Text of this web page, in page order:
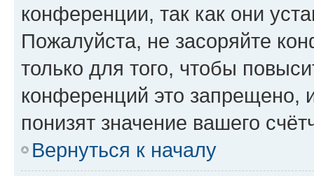
конференции, так как они
Пожалуйста, не засоряйте
только для того, чтобы
конференций это запрещено,
понизят значение вашего
Вернуться к началу